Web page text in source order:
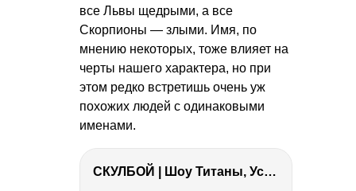
все Львы щедрыми, а все
Скорпионы — злыми. Имя, по
мнению некоторых, тоже влияет на
черты нашего характера, но при
этом редко встретишь очень уж
похожих людей с одинаковыми
именами.
СКУЛБОЙ | Шоу Титаны, Усейн Болт, Ларрат, Зашквар!